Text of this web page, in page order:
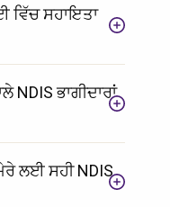
ਵਿੱਚ ਸਹਾਇਤਾ
NDIS ਭਾਗੀਦਾਰਾਂ
ਲਈ ਸਹੀ NDIS